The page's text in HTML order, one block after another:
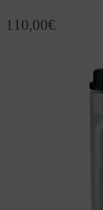
110,00€